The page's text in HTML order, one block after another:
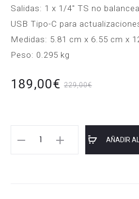
Salidas: 1 x 1/4″ TS no
USB Tipo-C para
Medidas: 5.81 cm x 6.55 cm x
Peso: 0.295 kg
229,00€
El
era:
189,00€
es:
Universal
AÑADIR